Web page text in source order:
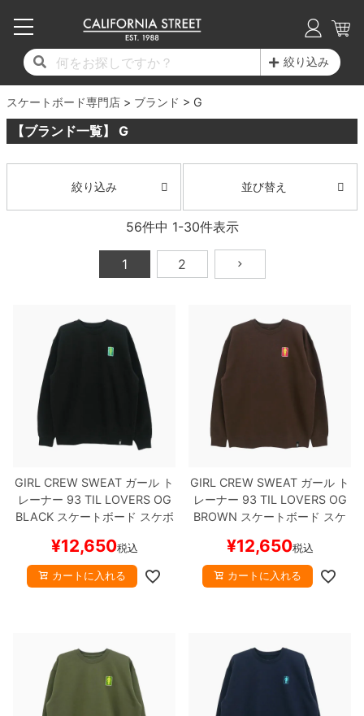
絞り込み
スケートボード専門店 ブランド G
【ブランド一覧】 G
絞り込み 並び替え
56件中 1-30件表示
1 2
GIRL CREW SWEAT ガール ト
レーナー 93 TIL LOVERS OG
BLACKスケートボード スケボ
¥12,650税込
カートに入れる
GIRL CREW SWEAT ガール ト
レーナー 93 TIL LOVERS OG
BROWN スケートボード スケ
¥12,650税込
カートに入れる
17時までのご注文は当日発送！
11,000円以上で送料無料！
毎月1日はポイント5倍！10日と20日は3倍！
コンプリートセット（完成品）
デッキ
17時までのご注文は当日発送！
11,000円以上で送料無料！
毎月1日はポイント5倍！10日と20日は3倍！
デッキ新着一覧
デッキブランド一覧（全てのデッキ）
サイズからデッキを選ぶ
子供用デッキ
7.0inch以下
7.2inch
7.8inch
7.9inch
8.0inch
8.1inch
8.2inch
8.6inch
17時までのご注文は当日発送！
11,000円以上で送料無料！
毎月1日はポイント5倍！10日と20日は3倍！
トラック新着一覧
トラックブランド一覧（全てのトラック）
適合デッキサイズから選ぶ
7.0inch以下
7.2inch
7.3inch
7.9inch
8.0inch
8.1inch
8.2inch
8.3inch
8.7inch
17時までのご注文は当日発送！
11,000円以上で送料無料！
毎月1日はポイント5倍！10日と20日は3倍！
ウィール新着一覧
ウィールブランド一覧（全てのウィール）
ウィールをサイズから選ぶ
50mm
51mm
52mm
57mm
58mm
59mm
60mm
62mm
70mm
スピットファイヤー F4（フォーミュラフォ
ボーンズ XF（エックスフォーミュラ）
ボーンズ STF（エスティーエフ）
パウエルペラルタ DF（ドラゴンフォーミュ
ラ）
デッキテープ
パーツ・その他
足回りセット（トラック・ウィールセット）
ヘルメット・パッド
練習用アイテム（初心者におすすめ）
メディア（雑誌・DVD・CD）
17時までのご注文は当日発送！
11,000円以上で送料無料！
毎月1日はポイント5倍！10日と20日は3倍！
シューズ新着一覧
シューズブランド一覧
シューズをサイズから選ぶ
20cm
21cm
22cm
24.5cm
25cm
25.5cm
26cm
26.5cm
28.5cm
シューレース・その他
17時までのご注文は当日発送！
11,000円以上で送料無料！
毎月1日はポイント5倍！10日と20日は3倍！
Tシャツ
ロングスリーブTシャツ
パンツ
長袖ボタンシャツ
7分袖シャツ・ラグラン
半袖シャツ
キャップ
アンダーウエア
サイズの測り方
17時までのご注文は当日発送！
11,000円以上で送料無料！
毎月1日はポイント5倍！10日と20日は3倍！
最新ブログ一覧
カテゴリー
17時までのご注文は当日発送！
11,000円以上で送料無料！
毎月1日はポイント5倍！10日と20日は3倍！
初心者の方へ
スタッフおすすめアイテム
スケートパーク情報
17時までのご注文は当日発送！
11,000円以上で送料無料！
毎月1日はポイント5倍！10日と20日は3倍！
店舗情報
ショップライダー紹介
カリフォルニアストリートの歴史
プライバシーポリシー
特定商取引法に基づく表記